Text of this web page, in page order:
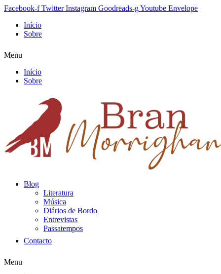
Facebook-f Twitter Instagram Goodreads-gYoutube Envelope
Início
Sobre
Menu
Início
Sobre
Blog
Literatura
Música
Diários de Bordo
Entrevistas
Passatempos
Contacto
Menu